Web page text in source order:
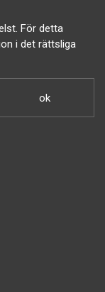
För detta
i det rättsliga